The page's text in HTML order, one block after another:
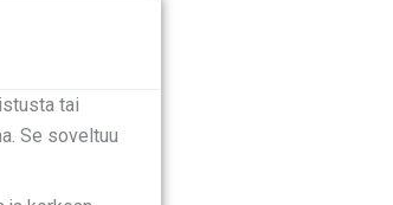
tai
Se soveltuu